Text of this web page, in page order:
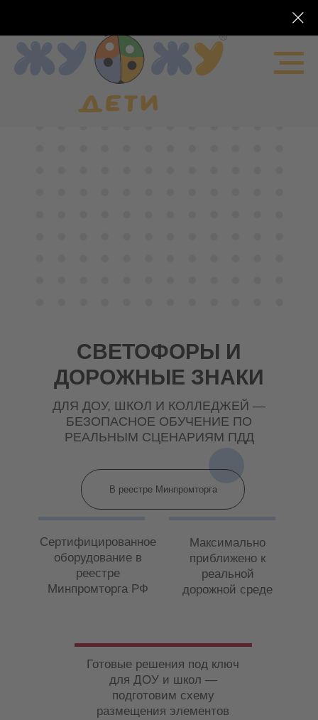
Максимально
приближено к
реальной
дорожной среде
Сертифицированное
оборудование в
реестре
Минпромторга РФ
Готовые решения под ключ
для ДОУ и школ —
подготовим схему
размещения элементов
СВЕТОФОРЫ И
ДОРОЖНЫЕ ЗНАКИ
ДЛЯ ДОУ, ШКОЛ И КОЛЛЕДЖЕЙ —
БЕЗОПАСНОЕ ОБУЧЕНИЕ ПО
РЕАЛЬНЫМ СЦЕНАРИЯМ ПДД
В реестре Минпромторга